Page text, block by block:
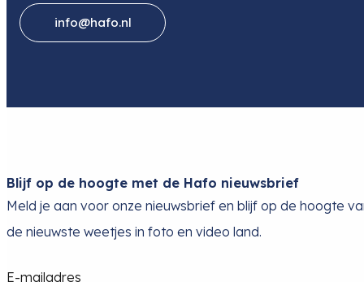
info@hafo.nl
Blijf op de hoogte met de Hafo nieuwsbrief
Meld je aan voor onze nieuwsbrief en blijf op de hoogte
de nieuwste weetjes in foto en video land.
E-mailadres